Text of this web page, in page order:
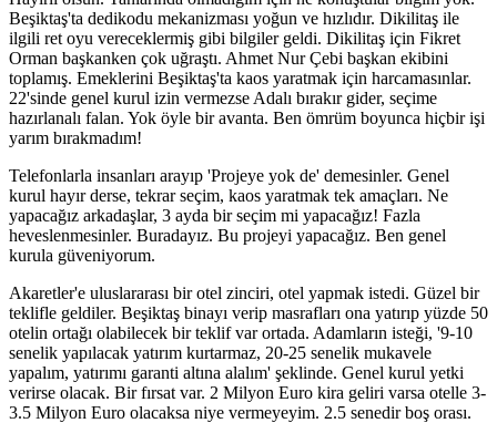
Beşiktaş'ta dedikodu mekanizması yoğun ve hızlıdır. Dikilitaş ile
ilgili ret oyu vereceklermiş gibi bilgiler geldi. Dikilitaş için Fikret
Orman başkanken çok uğraştı. Ahmet Nur Çebi başkan ekibini
toplamış. Emeklerini Beşiktaş'ta kaos yaratmak için harcamasınlar.
22'sinde genel kurul izin vermezse Adalı bırakır gider, seçime
hazırlanalı falan. Yok öyle bir avanta. Ben ömrüm boyunca hiçbir işi
yarım bırakmadım!
Telefonlarla insanları arayıp 'Projeye yok de' demesinler. Genel
kurul hayır derse, tekrar seçim, kaos yaratmak tek amaçları. Ne
yapacağız arkadaşlar, 3 ayda bir seçim mi yapacağız! Fazla
heveslenmesinler. Buradayız. Bu projeyi yapacağız. Ben genel
kurula güveniyorum.
Akaretler'e uluslararası bir otel zinciri, otel yapmak istedi. Güzel bir
teklifle geldiler. Beşiktaş binayı verip masrafları ona yatırıp yüzde 50
otelin ortağı olabilecek bir teklif var ortada. Adamların isteği, '9-10
senelik yapılacak yatırım kurtarmaz, 20-25 senelik mukavele
yapalım, yatırımı garanti altına alalım' şeklinde. Genel kurul yetki
verirse olacak. Bir fırsat var. 2 Milyon Euro kira geliri varsa otelle 3-
3.5 Milyon Euro olacaksa niye vermeyeyim. 2.5 senedir boş orası.